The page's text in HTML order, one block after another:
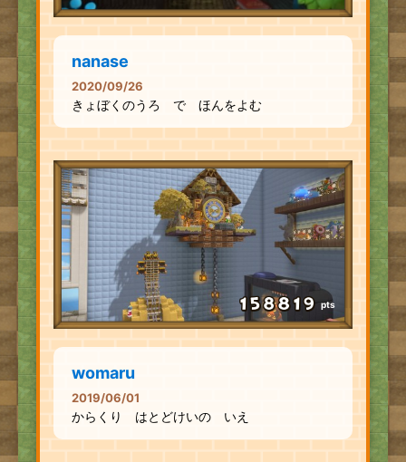
nanase
2020/09/26
きょぼくのうろ で ほんをよむ
pts
womaru
2019/06/01
からくり はとどけいの いえ